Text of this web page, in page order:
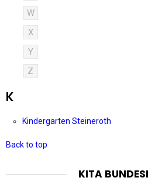
W
X
Y
Z
K
Kindergarten Steineroth
Back to top
KITA